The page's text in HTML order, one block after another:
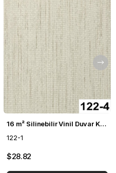
16 m² Silinebilir Vinil Duvar Kağıdı DH-122
122-1
$28.82